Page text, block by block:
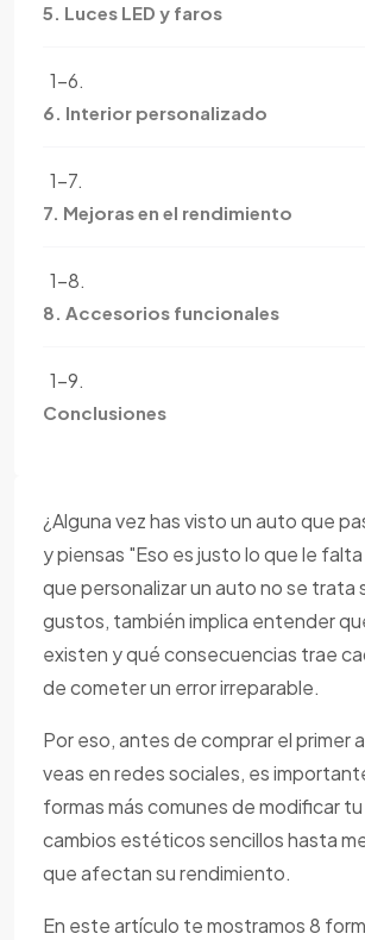
5. Luces LED y faros
1-6.
6. Interior personalizado
1-7.
7. Mejoras en el rendimiento
1-8.
8. Accesorios funcionales
1-9.
Conclusiones
¿Alguna vez has visto un auto que
y piensas "Eso es justo lo que le falta
que personalizar un auto no se trata
gustos, también implica entender
existen y qué consecuencias trae
de cometer un error irreparable.
Por eso, antes de comprar el primer
veas en redes sociales, es
formas más comunes de modificar
cambios estéticos sencillos hasta
que afectan su rendimiento.
En este artículo te mostramos 8